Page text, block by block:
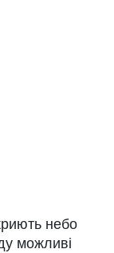
небо
можливі